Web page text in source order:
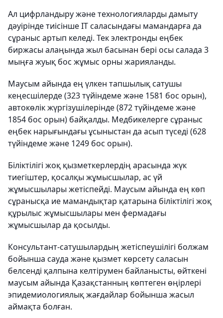
Ал цифрландыру және технологияларды дамыту
дәуірінде тиісінше IT саласындағы мамандарға да
сұраныс артып келеді. Тек электронды еңбек
биржасы алаңында жыл басынан бері осы салада 3
мыңға жуық бос жұмыс орны жарияланды.
Маусым айында ең үлкен тапшылық сатушы
кеңесшілерде (323 түйіндеме және 1581 бос орын),
автокөлік жүргізушілерінде (872 түйіндеме және
1854 бос орын) байқалды. Медбикелерге сұраныс
еңбек нарығындағы ұсыныстан да асып түседі (628
түйіндеме және 1249 бос орын).
Біліктілігі жоқ қызметкерлердің арасында жүк
тиегіштер, қосалқы жұмысшылар, ас үй
жұмысшылары жетіспейді. Маусым айында ең көп
сұранысқа ие мамандықтар қатарына біліктілігі жоқ
құрылыс жұмысшылары мен фермадағы
жұмысшылар да қосылды.
Консультант-сатушылардың жетіспеушілігі болжам
бойынша сауда және қызмет көрсету саласын
белсенді қалпына келтірумен байланысты, өйткені
маусым айында Қазақстанның көптеген өңірлері
эпидемиологиялық жағдайлар бойынша жасыл
аймақта болған.